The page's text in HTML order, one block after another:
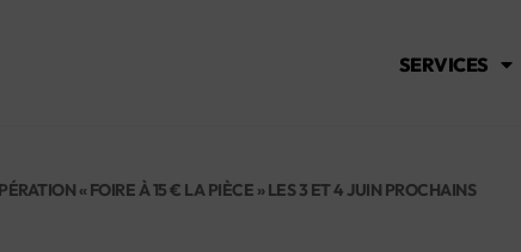
SERVICES
« FOIRE À 15 € LA PIÈCE » LES 3 ET 4 JUIN PROCHAINS